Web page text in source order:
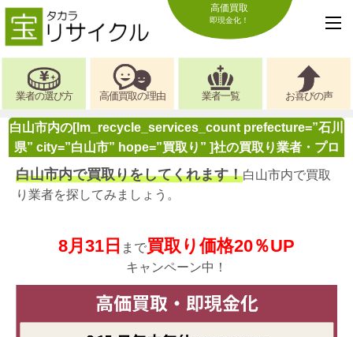
高価買取
即現金化！
業者の選び方 高価買取の理由 業者一覧 お喜びの声
白山市内の[lm_recycle_services_count prefecture=”石川
県” city=”白山市” hope=”買取り” ]社の買取り業者・プロ
白山市内で買取りをしてくれます！白山市内で買取
り業者を探してみましょう。
8月31日 まで買取り価格20％UP
キャンペーン中！